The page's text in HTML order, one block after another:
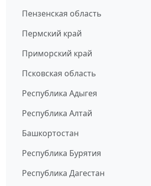
Пензенская область
Пермский край
Приморский край
Псковская область
Республика Адыгея
Республика Алтай
Башкортостан
Республика Бурятия
Республика Дагестан